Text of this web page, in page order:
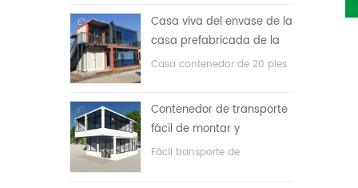
Casa viva del envase de la
casa prefabricada de la
prueba de fuego de los
Casa contenedor de 20 pies
Contenedor de transporte
fácil de montar y
conveniente
Fácil transporte de